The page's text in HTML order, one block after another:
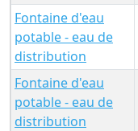
Fontaine d'eau
potable - eau de
distribution
Fontaine d'eau
potable - eau de
distribution